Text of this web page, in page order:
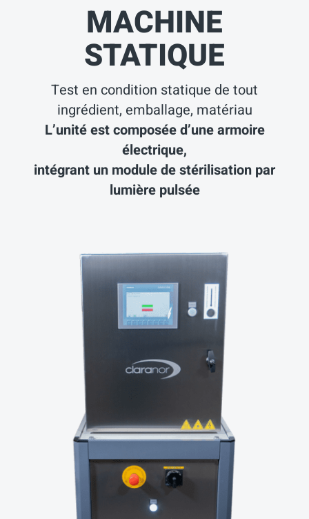
MACHINE
STATIQUE
Test en condition statique de tout
ingrédient, emballage, matériau
L’unité est composée d’une armoire
électrique,
intégrant un module de stérilisation par
lumière pulsée